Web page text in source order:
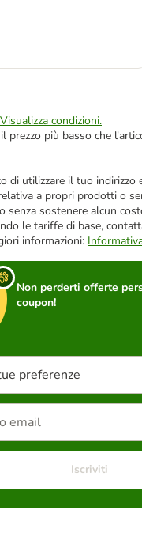
Visualizza condizioni.
prezzo più basso che
di utilizzare il tuo indirizzo
a propri prodotti o
senza sostenere alcun
le tariffe di base,
informazioni:
Non perderti offerte
coupon!
preferenze
Iscriviti